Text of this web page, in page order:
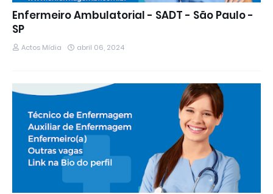
Enfermeiro Ambulatorial - SADT - São Paulo -
SP
Actos Mídia abril 06, 2024